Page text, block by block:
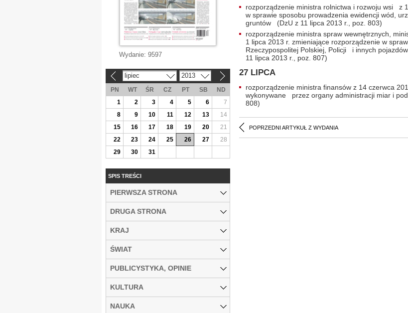
rozporządzenie ministra rolnictwa i rozwoju wsi z
w sprawie sposobu prowadzenia ewidencji wód,
gruntów (DzU z 11 lipca 2013 r., poz. 803)
rozporządzenie ministra spraw wewnętrznych,
1 lipca 2013 r. zmieniające rozporządzenie w
Rzeczypospolitej Polskiej, Policji i innych
11 lipca 2013 r., poz. 807)
27 LIPCA
rozporządzenie ministra finansów z 14 czerwca
wykonywane przez organy administracji miar i
808)
POPRZEDNI ARTYKUŁ Z WYDANIA
Wydanie: 9597
lipiec 2013
PN WT ŚR CZ PT SB
ND
1
2 3 4 5 6
7
8
9 10 11 12 13
14
15
16 17 18 19 20
21
22
23 24 25 26 27
28
29
30 31
SPIS TREŚCI
PIERWSZA STRONA
DRUGA STRONA
KRAJ
ŚWIAT
PUBLICYSTYKA, OPINIE
KULTURA
NAUKA